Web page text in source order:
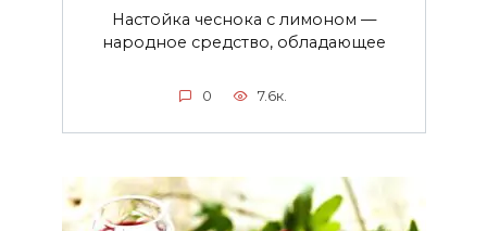
Настойка чеснока с лимоном —
народное средство, обладающее
0 7.6к.